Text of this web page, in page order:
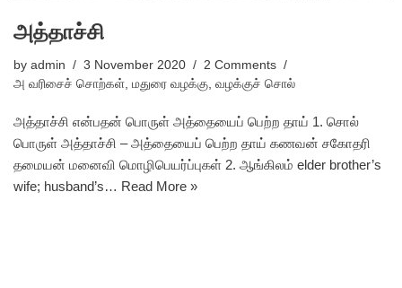
அத்தாச்சி
by admin 3 November 2020
2 Comments
அ வரிசைச் சொற்கள் மதுரை வழக்கு வழக்குச் சொல்
அத்தாச்சி என்பதன் பொருள் அத்தையைப் பெற்ற தாய் 1. சொல்
பொருள் அத்தாச்சி – அத்தையைப் பெற்ற தாய் கணவன் சகோதரி
தமையன் மனைவி மொழிபெயர்ப்புகள் 2. ஆங்கிலம் elder brother’s
wife; husband’s… Read More »